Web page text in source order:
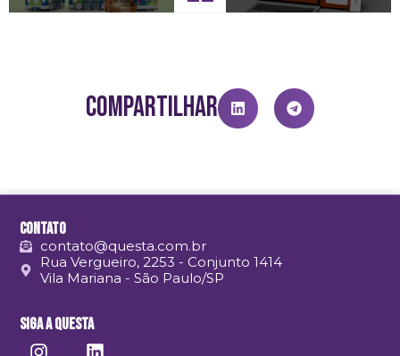
Compartilhar
Contato
contato@questa.com.br
Rua Vergueiro, 2253 - Conjunto 1414
Vila Mariana - São Paulo/SP
Siga a Questa